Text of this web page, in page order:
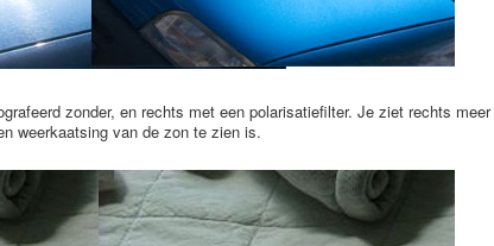
zonder, en rechts met een polarisatiefilter. Je ziet rechts meer
weerkaatsing van de zon te zien is.